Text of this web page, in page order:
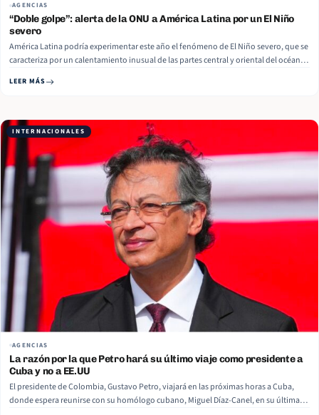
AGENCIAS
“Doble golpe”: alerta de la ONU a América Latina por un El Niño
severo
América Latina podría experimentar este año el fenómeno de El Niño severo, que se
caracteriza por un calentamiento inusual de las partes central y oriental del océano
Máximo Torero, a Reuters. El fenómeno podría empeorar el suministro de
LEER MÁS
INTERNACIONALES
AGENCIAS
La razón por la que Petro hará su último viaje como presidente a
Cuba y no a EE.UU
El presidente de Colombia, Gustavo Petro, viajará en las próximas horas a Cuba,
donde espera reunirse con su homólogo cubano, Miguel Díaz-Canel, en su última